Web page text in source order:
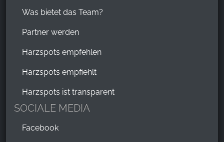
Was bietet das Team?
Partner werden
Harzspots empfehlen
Harzspots empfiehlt
Harzspots ist transparent
SOCIALE MEDIA
Facebook
Facebook Pixel
Name:
Provider:
Facebook Ireland Ltd.
Purpose:
Advertentiemeting en marketing
3 maanden - 1 jaar